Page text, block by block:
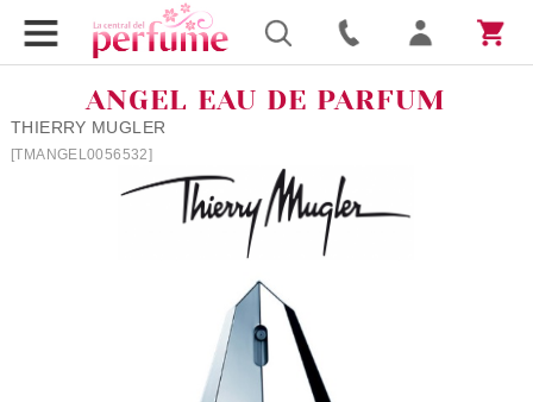
ANGEL EAU DE PARFUM
THIERRY MUGLER
[TMANGEL0056532]